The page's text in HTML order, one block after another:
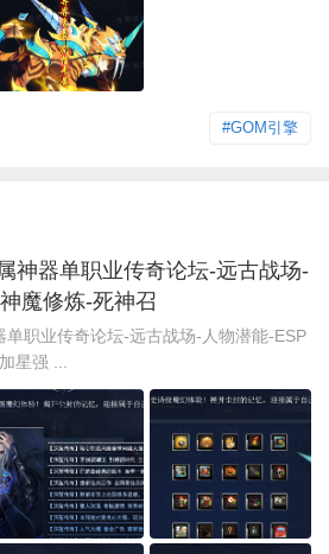
#GOM引擎
神器单职业传奇论坛-远古战场-
魔修炼-死神召
职业传奇论坛-远古战场-人物潜能-ESP
星强 ...